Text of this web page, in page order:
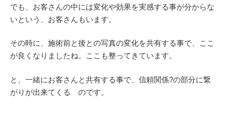
でも、お客さんの中には変化や効果を実感する事が分からな
いという、お客さんもいます。
その時に、施術前と後との写真の変化を共有する事で、ここ
が良くなりましたね。ここも整ってきています。
と、一緒にお客さんと共有する事で、信頼関係?の部分に繋
がりが出来てくる のです。